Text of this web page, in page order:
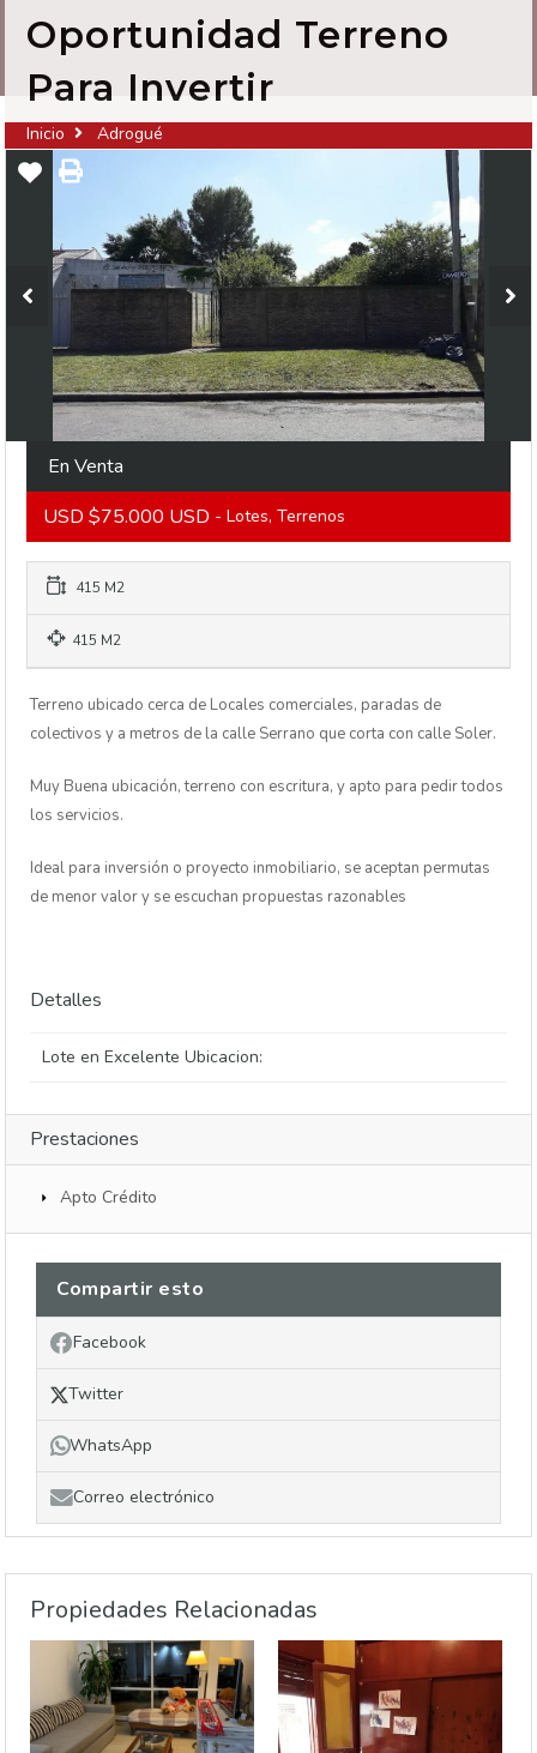
Oportunidad Terreno
Para Invertir
Inicio Adrogué
En Venta
USD $75.000 USD - Lotes, Terrenos
415 M2
415 M2
Terreno ubicado cerca de Locales comerciales, paradas de
colectivos y a metros de la calle Serrano que corta con calle Soler.
Muy Buena ubicación, terreno con escritura, y apto para pedir todos
los servicios.
Ideal para inversión o proyecto inmobiliario, se aceptan permutas
de menor valor y se escuchan propuestas razonables
Detalles
Lote en Excelente Ubicacion:
Prestaciones
Apto Crédito
Compartir esto
Facebook
Twitter
WhatsApp
Correo electrónico
Propiedades Relacionadas